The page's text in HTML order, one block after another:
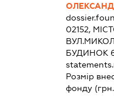
02152,
БУДИНОК
Розмір
фонду